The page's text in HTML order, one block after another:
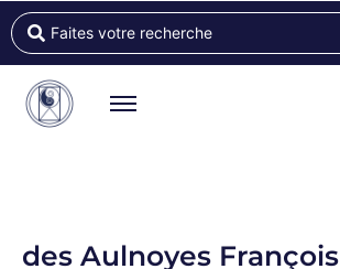
des Aulnoyes François